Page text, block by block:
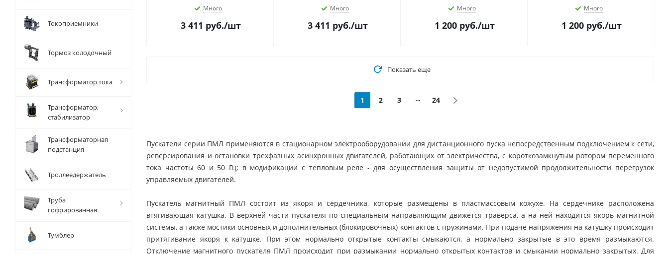
Много
3 411 руб./шт
Много
3 411 руб./шт
Много
1 200руб./шт
Много
1 200руб./шт
Показать еще
1 2 3 24
Пускатели серии ПМЛ применяются в стационарном электрооборудовании для дистанционного пуска непосредственным подключением к сети,
реверсирования и остановки трехфазных асинхронных двигателей, работающих от электричества, с короткозамкнутым ротором переменного
тока частоты 60 и 50 Гц; в модификации с тепловым реле - для осуществления защиты от недопустимой продолжительности перегрузок
управляемых двигателей.
Пускатель магнитный ПМЛ состоит из якоря и сердечника, которые размещены в пластмассовым кожухе. На сердечнике расположена
втягивающая катушка. В верхней части пускателя по специальным направляющим движется траверса, а на ней находится якорь магнитной
системы, а также мостики основных и дополнительных (блокировочных) контактов с пружинами. При подаче напряжения на катушку происходит
притягивание якоря к катушке. При этом нормально открытые контакты смыкаются, а нормально закрытые в это время размыкаются.
Отключение магнитного пускателя ПМЛ происходит при размыкании нормально открытых контактов и смыкании нормально закрытых. Для
Токоприемники
Тормоз колодочный
Трансформатор тока
Трансформатор,
стабилизатор
Трансформаторная
подстанция
Троллеедержатель
Труба
гофрированная
Тумблер